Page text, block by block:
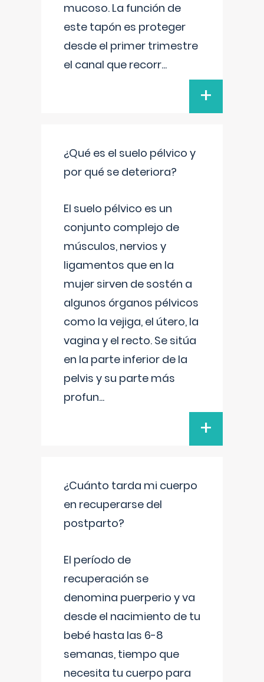
mucoso. La función de
este tapón es proteger
desde el primer trimestre
el canal que recorr...
+
¿Qué es el suelo pélvico y
por qué se deteriora?
El suelo pélvico es un
conjunto complejo de
músculos, nervios y
ligamentos que en la
mujer sirven de sostén a
algunos órganos pélvicos
como la vejiga, el útero, la
vagina y el recto. Se sitúa
en la parte inferior de la
pelvis y su parte más
profun...
+
¿Cuánto tarda mi cuerpo
en recuperarse del
postparto?
El período de
recuperación se
denomina puerperio y va
desde el nacimiento de tu
bebé hasta las 6-8
semanas, tiempo que
necesita tu cuerpo para